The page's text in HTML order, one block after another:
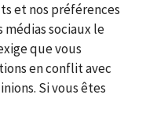
et nos préférences
sociaux le
que vous
en conflit avec
Si vous êtes